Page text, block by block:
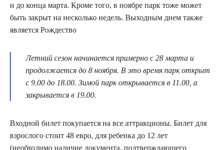
и до конца марта. Кроме того, в ноябре парк тоже может
быть закрыт на несколько недель. Выходным днем также
является Рождество
Летний сезон начинается примерно с 28 марта и
продолжается до 8 ноября. В это время парк открыт
с 9.00 до 18.00. Зимой парк открывается в 11.00, а
закрывается в 19.00.
Входной билет покупается на все аттракционы. Билет для
взрослого стоит 48 евро, для ребенка до 12 лет
(необходимо наличие документа, подтверждающего